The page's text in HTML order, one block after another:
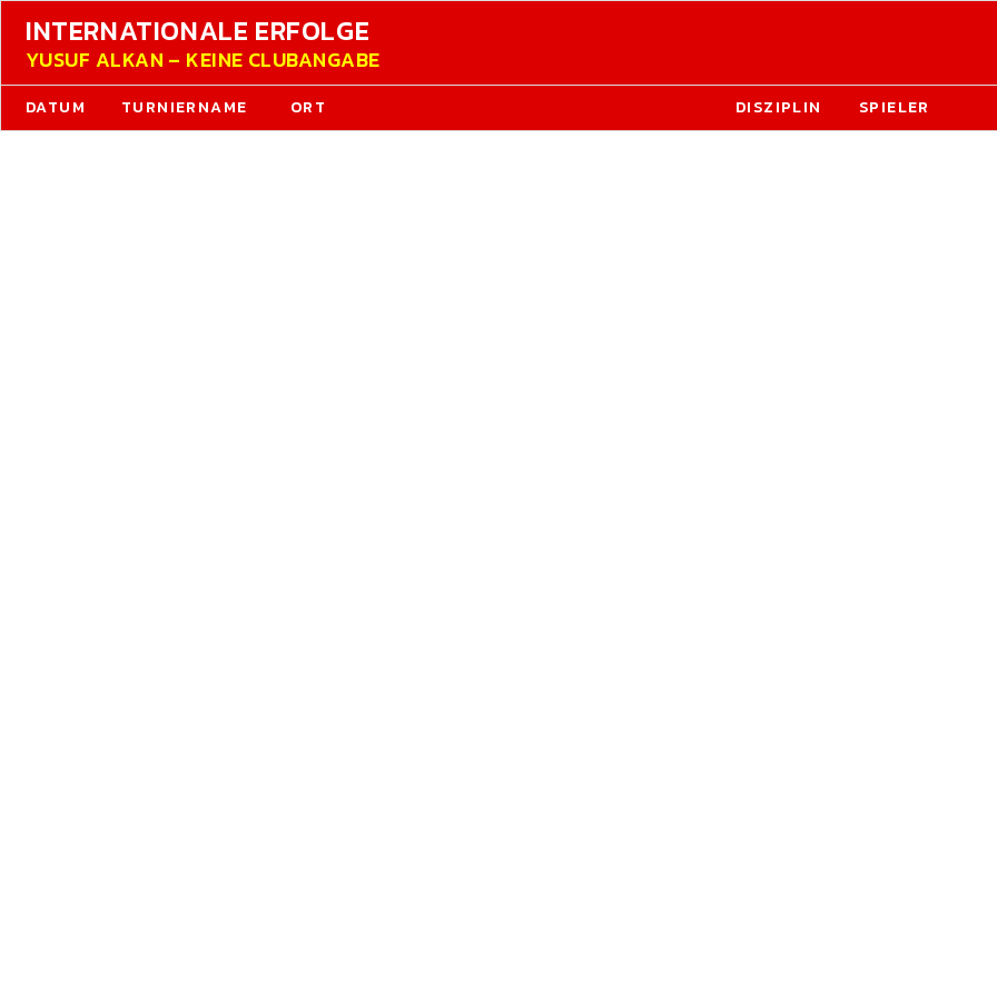
INTERNATIONALE ERFOLGE
YUSUF ALKAN – KEINE CLUBANGABE
DATUM TURNIERNAME ORT DISZIPLIN SPIELER